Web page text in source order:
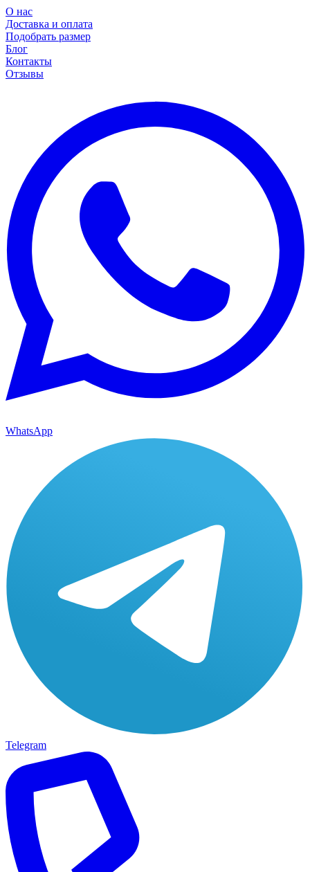
О нас
Доставка и оплата
Подобрать размер
Блог
Контакты
Отзывы
WhatsApp
Telegram